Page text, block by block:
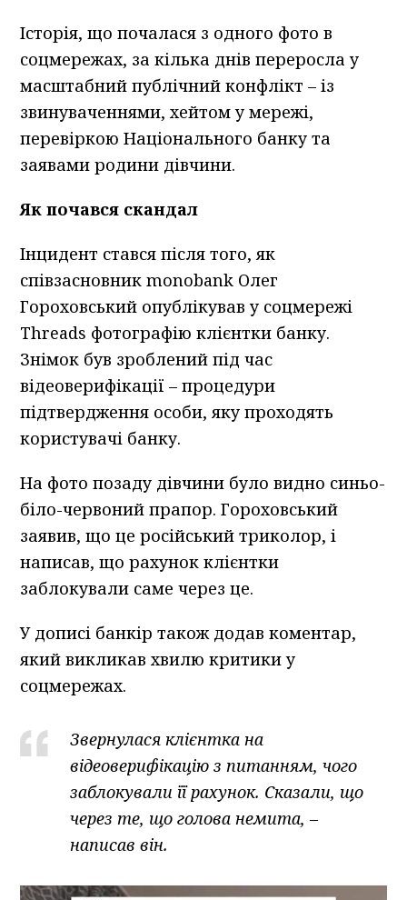
Історія, що почалася з одного фото в
соцмережах, за кілька днів переросла у
масштабний публічний конфлікт – із
звинуваченнями, хейтом у мережі,
перевіркою Національного банку та
заявами родини дівчини.
Як почався скандал
Інцидент стався після того, як
співзасновник monobank Олег
Гороховський опублікував у соцмережі
Threads фотографію клієнтки банку.
Знімок був зроблений під час
відеоверифікації – процедури
підтвердження особи, яку проходять
користувачі банку.
На фото позаду дівчини було видно синьо-
біло-червоний прапор. Гороховський
заявив, що це російський триколор, і
написав, що рахунок клієнтки
заблокували саме через це.
У дописі банкір також додав коментар,
який викликав хвилю критики у
соцмережах.
Звернулася клієнтка на
відеоверифікацію з питанням, чого
заблокували її рахунок. Сказали, що
через те, що голова немита, –
написав він.